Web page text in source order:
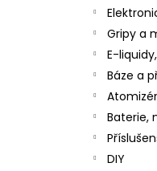
Gripy a
E-
Báze a
Baterie,
DIY
JOYETECH